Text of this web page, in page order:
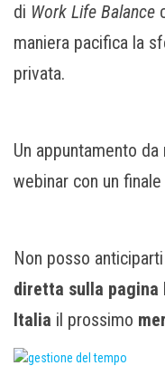
di Work Life Balance
maniera pacifica la
privata.
Un appuntamento
webinar con un
Non posso
diretta sulla pagina
Italia il prossimo